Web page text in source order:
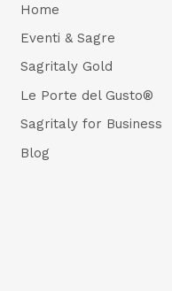
Home
Eventi & Sagre
Sagritaly Gold
Le Porte del Gusto®
Sagritaly for Business
Blog